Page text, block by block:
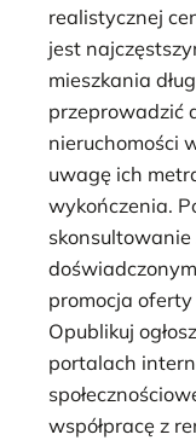
realistycznej
jest
mieszkania
przeprowadzić
nieruchomości
uwagę ich
wykończenia.
skonsultowanie
promocja oferty
Opublikuj
portalach
współpracę z